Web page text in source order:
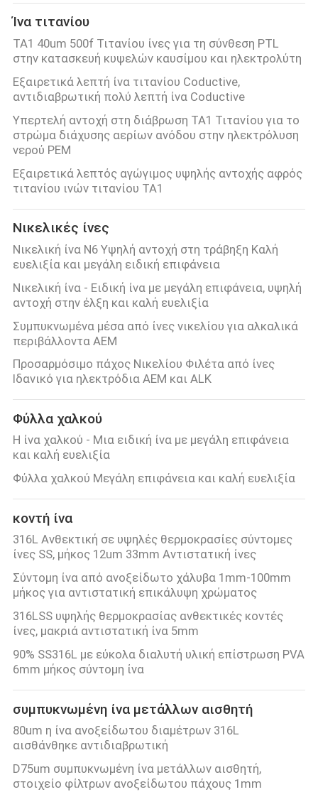
BLOG
ΖΗΤΉΣΤΕ
ΈΝΑ
ΑΠΌΣΠΑΣΜΑ
ΧΆΡΤΗΣ
ΙΣΤΌΤΟΠΟΥ
ΠΟΛΙΤΙΚΉ
ΜΥΣΤΙΚΌΤΗΤΑΣ
Ίνα τιτανίου
ΤΑ1 40um 500f Τιτανίου ίνες για τη σύνθεση PTL
στην κατασκευή κυψελών καυσίμου και ηλεκτρολύτη
Εξαιρετικά λεπτή ίνα τιτανίου Coductive,
αντιδιαβρωτική πολύ λεπτή ίνα Coductive
Υπερτελή αντοχή στη διάβρωση TA1 Τιτανίου για το
στρώμα διάχυσης αερίων ανόδου στην ηλεκτρόλυση
νερού PEM
Εξαιρετικά λεπτός αγώγιμος υψηλής αντοχής αφρός
τιτανίου ινών τιτανίου TA1
Νικελικές ίνες
Νικελική ίνα N6 Υψηλή αντοχή στη τράβηξη Καλή
ευελιξία και μεγάλη ειδική επιφάνεια
Νικελική ίνα - Ειδική ίνα με μεγάλη επιφάνεια, υψηλή
αντοχή στην έλξη και καλή ευελιξία
Συμπυκνωμένα μέσα από ίνες νικελίου για αλκαλικά
περιβάλλοντα AEM
Προσαρμόσιμο πάχος Νικελίου Φιλέτα από ίνες
Ιδανικό για ηλεκτρόδια AEM και ALK
Φύλλα χαλκού
Η ίνα χαλκού - Μια ειδική ίνα με μεγάλη επιφάνεια
και καλή ευελιξία
Φύλλα χαλκού Μεγάλη επιφάνεια και καλή ευελιξία
κοντή ίνα
316L Ανθεκτική σε υψηλές θερμοκρασίες σύντομες
ίνες SS, μήκος 12um 33mm Αντιστατική ίνες
Σύντομη ίνα από ανοξείδωτο χάλυβα 1mm-100mm
μήκος για αντιστατική επικάλυψη χρώματος
316LSS υψηλής θερμοκρασίας ανθεκτικές κοντές
ίνες, μακριά αντιστατική ίνα 5mm
90% SS316L με εύκολα διαλυτή υλική επίστρωση PVA
6mm μήκος σύντομη ίνα
συμπυκνωμένη ίνα μετάλλων αισθητή
80um η ίνα ανοξείδωτου διαμέτρων 316L
αισθάνθηκε αντιδιαβρωτική
D75um συμπυκνωμένη ίνα μετάλλων αισθητή,
στοιχείο φίλτρων ανοξείδωτου πάχους 1mm